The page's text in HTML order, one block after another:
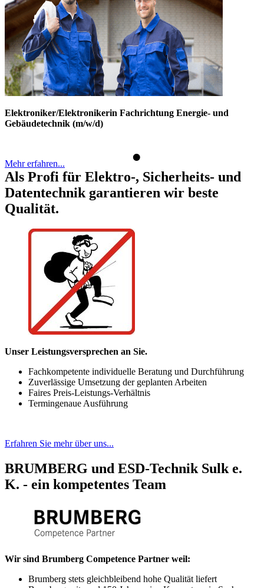
•
Elektroniker/Elektronikerin Fachrichtung Energie- und
Gebäudetechnik (m/w/d)
Mehr erfahren...
Als Profi für Elektro-, Sicherheits- und
Datentechnik garantieren wir beste
Qualität.
Unser Leistungsversprechen an Sie.
Fachkompetente individuelle Beratung und Durchführung
Zuverlässige Umsetzung der geplanten Arbeiten
Faires Preis-Leistungs-Verhältnis
Termingenaue Ausführung
Erfahren Sie mehr über uns...
BRUMBERG und ESD-Technik Sulk e.
K. - ein kompetentes Team
Wir sind Brumberg Competence Partner weil:
Brumberg stets gleichbleibend hohe Qualität liefert